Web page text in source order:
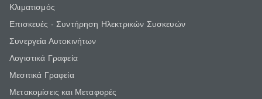
Κλιματισμός
Επισκευές - Συντήρηση Ηλεκτρικών Συσκευών
Συνεργεία Αυτοκινήτων
Λογιστικά Γραφεία
Μεσιτικά Γραφεία
Μετακομίσεις και Μεταφορές